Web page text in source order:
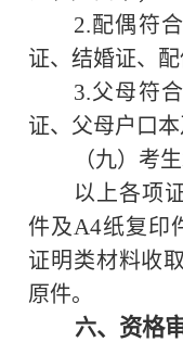
2.配偶符
证、结婚证、配
3.父母符
证、父母户口本
（九）考
以上各项
件及A4纸复印
证明类材料收
原件。
六、资格